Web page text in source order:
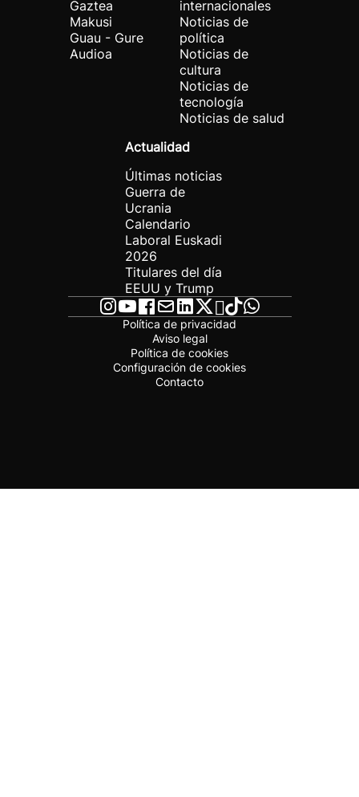
Gaztea
Makusi
Guau - Gure
Audioa
internacionales
Noticias de
política
Noticias de
cultura
Noticias de
tecnología
Noticias de salud
Actualidad
Últimas noticias
Guerra de
Ucrania
Calendario
Laboral Euskadi
2026
Titulares del día
EEUU y Trump
Política de privacidad
Aviso legal
Política de cookies
Configuración de cookies
Contacto